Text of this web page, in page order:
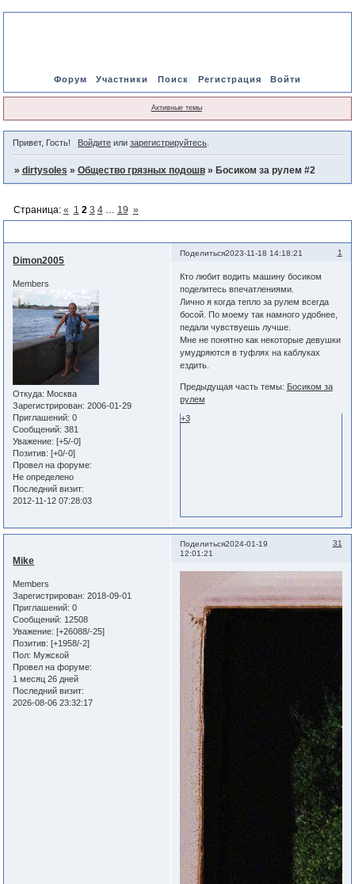
Форум Участники Поиск Регистрация Войти
Активные темы
Привет, Гость! Войдитеили зарегистрируйтесь.
» dirtysoles » Общество грязных подошв » Босиком за рулем #2
Страница: « 1 2 3 4 … 19 »
Поделиться 1
2023-11-18 14:18:21
Dimon2005
Members
Откуда: Москва
Зарегистрирован: 2006-01-29
Приглашений: 0
Сообщений: 381
Уважение: [+5/-0]
Позитив: [+0/-0]
Провел на форуме:
Не определено
Последний визит:
2012-11-12 07:28:03
Кто любит водить машину босиком
поделитесь впечатлениями.
Лично я когда тепло за рулем всегда
босой. По моему так намного удобнее,
педали чувствуешь лучше.
Мне не понятно как некоторые девушки
умудряются в туфлях на каблуках
ездить.
Предыдущая часть темы: Босиком за
рулем
+3
Поделиться 31
2024-01-19
12:01:21
Mike
Members
Зарегистрирован: 2018-09-01
Приглашений: 0
Сообщений: 12508
Уважение: [+26088/-25]
Позитив: [+1958/-2]
Пол: Мужской
Провел на форуме:
1 месяц 26 дней
Последний визит:
2026-08-06 23:32:17